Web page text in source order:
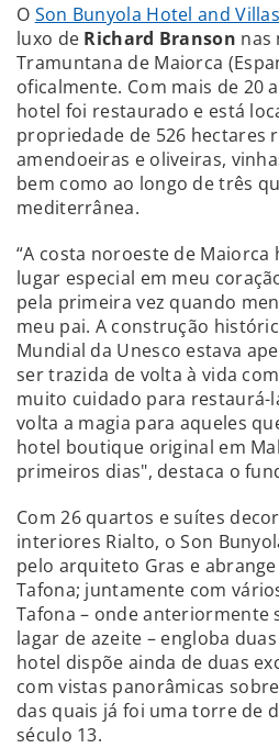
O Son Bunyola Hotel and Villas
luxo de Richard Branson nas
Tramuntana de Maiorca
oficalmente. Com mais de 20
hotel foi restaurado e está
propriedade de 526 hectares
amendoeiras e oliveiras,
bem como ao longo de três
mediterrânea.
“A costa noroeste de
lugar especial em meu
pela primeira vez quando
meu pai. A construção
Mundial da Unesco estava
ser trazida de volta à vida
muito cuidado para restaurá-
volta a magia para aqueles
hotel boutique original em
primeiros dias", destaca o
Com 26 quartos e suítes
interiores Rialto, o Son
pelo arquiteto Gras e
Tafona; juntamente com
Tafona – onde anteriormente
lagar de azeite – engloba
hotel dispõe ainda de duas
com vistas panorâmicas
das quais já foi uma torre de
século 13.